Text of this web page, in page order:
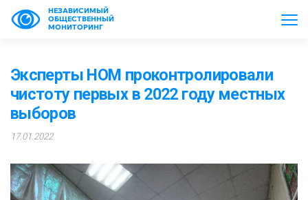
НЕЗАВИСИМЫЙ
ОБЩЕСТВЕННЫЙ
МОНИТОРИНГ
Эксперты НОМ проконтролировали
чистоту первых в 2022 году местных
выборов
17.01.2022